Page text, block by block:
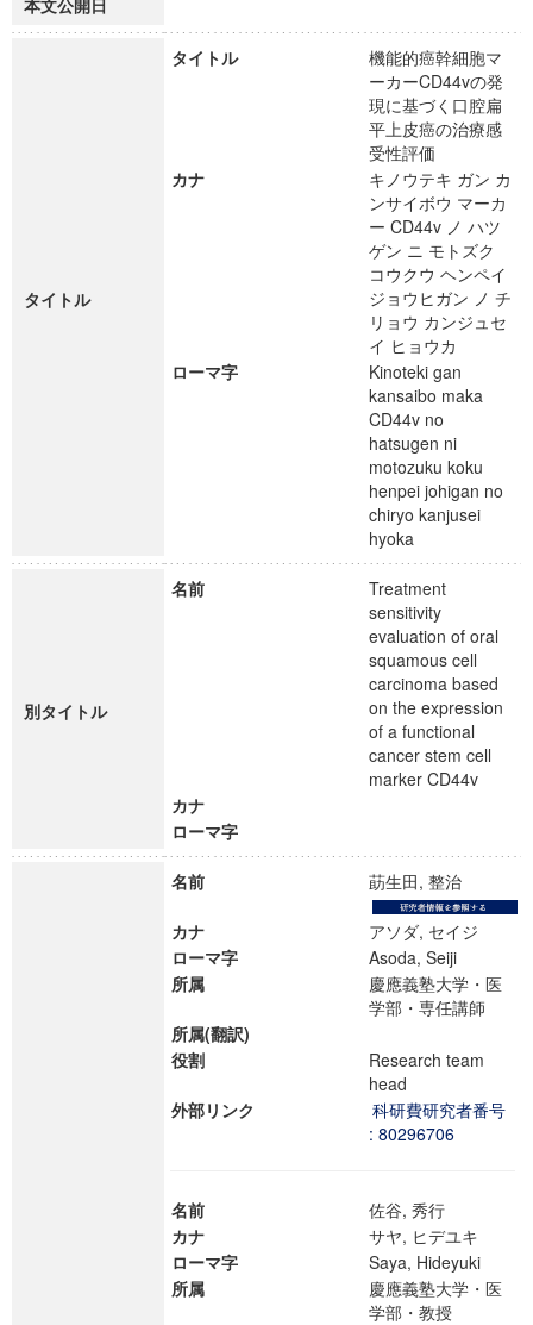
本文公開日
タイトル
タイトル
機能的癌幹細胞マ
ーカーCD44vの発
現に基づく口腔扁
平上皮癌の治療感
受性評価
カナ
キノウテキ ガン カ
ンサイボウ マーカ
ー CD44v ノ ハツ
ゲン ニ モトズク
コウクウ ヘンペイ
ジョウヒガン ノ チ
リョウ カンジュセ
イ ヒョウカ
ローマ字
Kinoteki gan
kansaibo maka
CD44v no
hatsugen ni
motozuku koku
henpei johigan no
chiryo kanjusei
hyoka
別タイトル
名前
Treatment
sensitivity
evaluation of oral
squamous cell
carcinoma based
on the expression
of a functional
cancer stem cell
marker CD44v
カナ
ローマ字
名前 莇生田, 整治
カナ
アソダ, セイジ
ローマ字
Asoda, Seiji
所属
慶應義塾大学・医
学部・専任講師
所属(翻訳)
役割
Research team
head
外部リンク
科研費研究者番号
: 80296706
名前
佐谷, 秀行
カナ
サヤ, ヒデユキ
ローマ字
Saya, Hideyuki
所属
慶應義塾大学・医
学部・教授